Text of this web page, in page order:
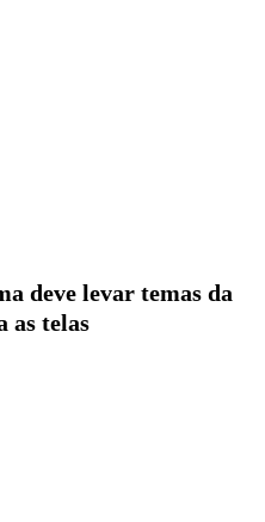
deve levar temas da
as telas